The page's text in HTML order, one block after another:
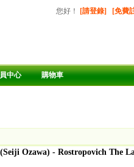
您好 ！ [請登錄] [免費
中心 購物車
Ozawa) - Rostropovich The